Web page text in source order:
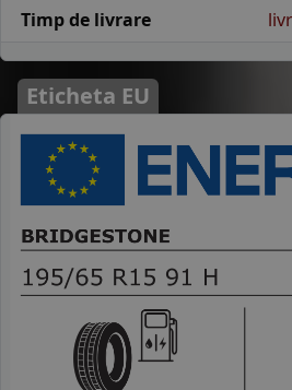
Timp de livrare
Eticheta EU